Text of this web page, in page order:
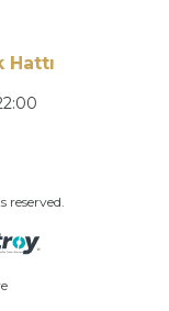
Hattı
reserved.